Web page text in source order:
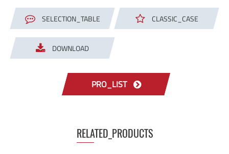
SELECTION_TABLE CLASSIC_CASE
DOWNLOAD
PRO_LIST
RELATED_PRODUCTS